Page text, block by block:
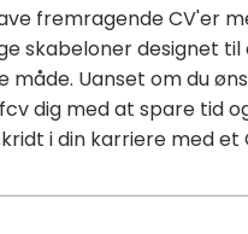
fremragende CV'er
skabeloner designet til
Uanset om du
dig med at spare tid
i din karriere med et